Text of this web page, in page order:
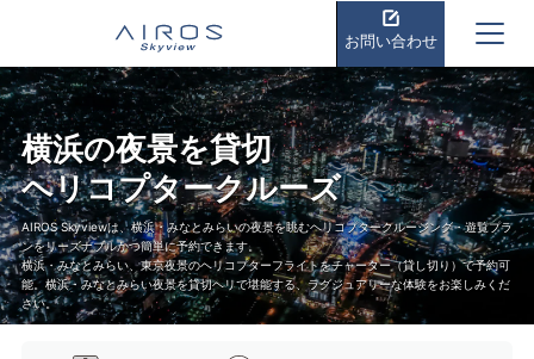
お問い合わせ
横浜の夜景を貸切
ヘリコプタークルーズ
AIROS Skyviewは、横浜・みなとみらいの夜景を眺むヘリコプタークルージング・遊覧プラ
ンをリーズナブルかつ簡単に予約できます。
横浜・みなとみらい、東京夜景のヘリコプターフライトをチャーター（貸し切り）で予約可
能。横浜・みなとみらい夜景を貸切ヘリで堪能する、ラグジュアリーな体験をお楽しみくだ
さい。